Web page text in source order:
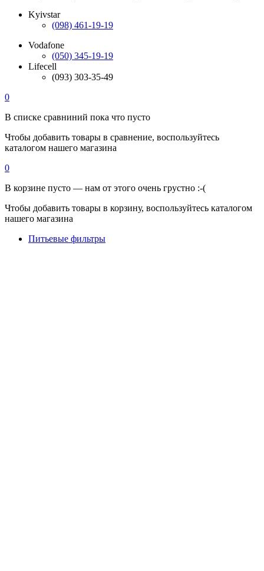
Kyivstar
(098) 461-19-19
Vodafone
(050) 345-19-19
Lifecell
(093) 303-35-49
0
В списке сравниний пока что пусто
Чтобы добавить товары в сравнение, воспользуйтесь
каталогом нашего магазина
0
В корзине пусто — нам от этого очень грустно :-(
Чтобы добавить товары в корзину, воспользуйтесь каталогом
нашего магазина
Питьевые фильтры